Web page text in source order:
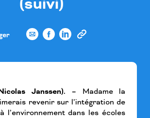
Janssen). – Madame la
revenir sur l’intégration de
l’environnement dans les écoles